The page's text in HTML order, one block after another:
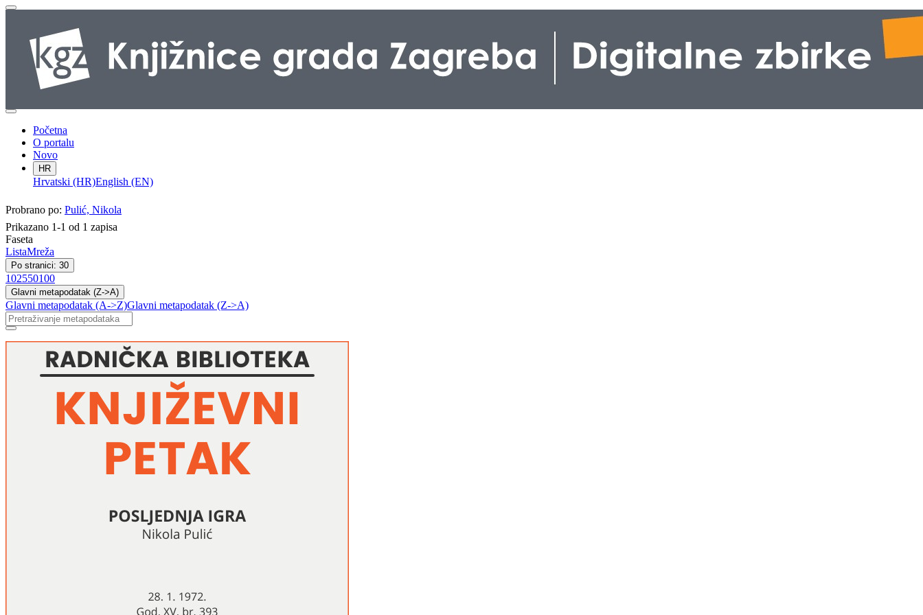
Početna
O portalu
Novo
HR
Hrvatski (HR)English (EN)
Probrano po: Pulić, Nikola
Prikazano 1-1 od 1 zapisa
Faseta
ListaMreža
Po stranici: 30
102550100
Glavni metapodatak (Z->A)
Glavni metapodatak (A->Z)Glavni metapodatak (Z->A)